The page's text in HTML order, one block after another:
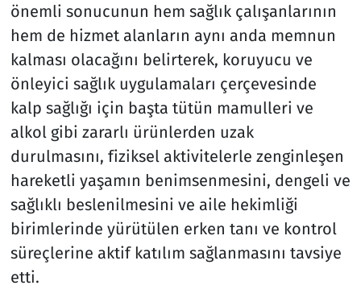
önemli sonucunun hem sağlık çalışanlarının
hem de hizmet alanların aynı anda memnun
kalması olacağını belirterek, koruyucu ve
önleyici sağlık uygulamaları çerçevesinde
kalp sağlığı için başta tütün mamulleri ve
alkol gibi zararlı ürünlerden uzak
durulmasını, fiziksel aktivitelerle zenginleşen
hareketli yaşamın benimsenmesini, dengeli ve
sağlıklı beslenilmesini ve aile hekimliği
birimlerinde yürütülen erken tanı ve kontrol
süreçlerine aktif katılım sağlanmasını tavsiye
etti.